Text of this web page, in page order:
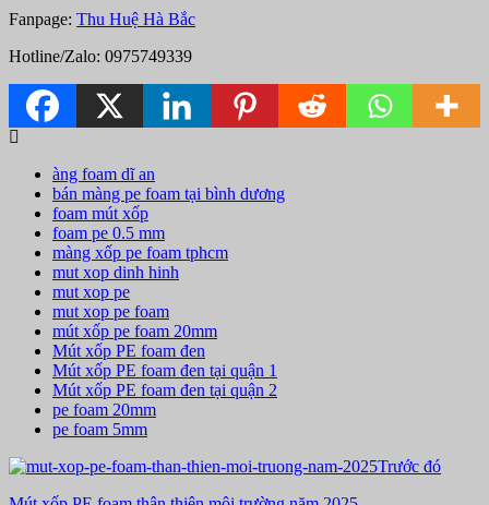
Fanpage: Thu Huệ Hà Bắc
Hotline/Zalo: 0975749339
àng foam dĩ an
bán màng pe foam tại bình dương
foam mút xốp
foam pe 0.5 mm
màng xốp pe foam tphcm
mut xop dinh hinh
mut xop pe
mut xop pe foam
mút xốp pe foam 20mm
Mút xốp PE foam đen
Mút xốp PE foam đen tại quận 1
Mút xốp PE foam đen tại quận 2
pe foam 20mm
pe foam 5mm
Trước đó